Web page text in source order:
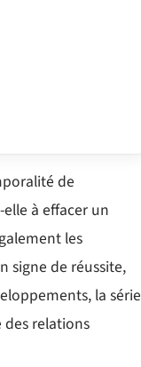
de
à effacer un
les
signe de réussite,
la série
des relations